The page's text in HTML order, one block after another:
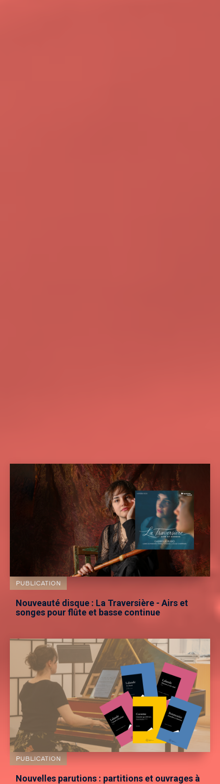
PUBLICATION
Nouveauté disque : La Traversière - Airs et
songes pour flûte et basse continue
PUBLICATION
Nouvelles parutions : partitions et ouvrages à